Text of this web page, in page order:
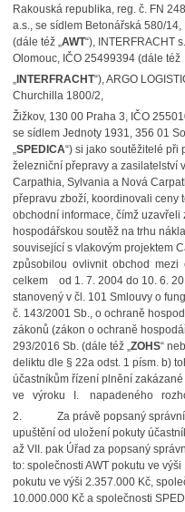
Rakouská republika, reg. č. FN
a.s., se sídlem Betonářská 580/
(dále též „AWT“), INTERFRACHT
Olomouc, IČO 25499394 (dále též
„INTERFRACHT“), ARGO
Churchilla 1800/2,
Žižkov, 130 00 Praha 3, IČO
se sídlem Jednoty 1931, 356 01
„SPEDICA“) si jako soutěžitelé
železniční přepravy a zasilatelství
Carpathia, Sylvania a Nová
přepravu zboží, koordinovali ceny
obchodní informace, čímž
hospodářskou soutěž na trhu
související s vlakovým projektem
způsobilou ovlivnit obchod
celkem od 1. 7. 2004 do 10. 6.
stanovený v čl. 101 Smlouvy o
č. 143/2001 Sb., o ochraně
zákonů (zákon o ochraně
293/2016 Sb. (dále též „ZOHS“
deliktu dle § 22a odst. 1 písm. b)
účastníkům řízení plnění
ve výroku I. napadeného
2. Za právě popsaný správní
upuštění od uložení pokuty
až VII. pak Úřad za popsaný
to: společnosti AWT pokutu ve
pokutu ve výši 2.357.000 Kč,
10.000.000 Kč a společnosti